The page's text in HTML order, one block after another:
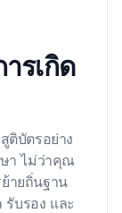
รเกิด
ติบัตรอย่าง
ษา ไม่ว่าคุณ
ายถิ่นฐาน
บรอง และ